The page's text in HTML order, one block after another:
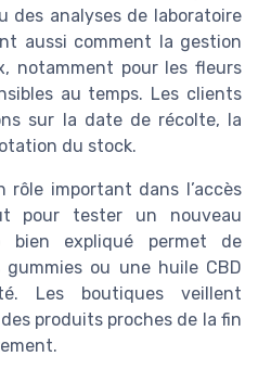
des analyses de laboratoire
aussi comment la gestion
notamment pour les fleurs
au temps. Les clients
sur la date de récolte, la
du stock.
rôle important dans l’accès
pour tester un nouveau
bien expliqué permet de
ou une huile CBD
Les boutiques veillent
produits proches de la fin